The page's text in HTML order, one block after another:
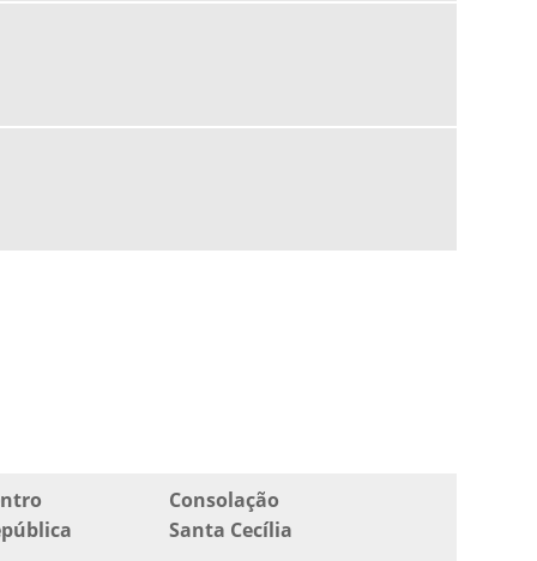
PISO TÁTIL LADRILHO HIDRÁULICO PREÇO
Consolação
Santa Cecília